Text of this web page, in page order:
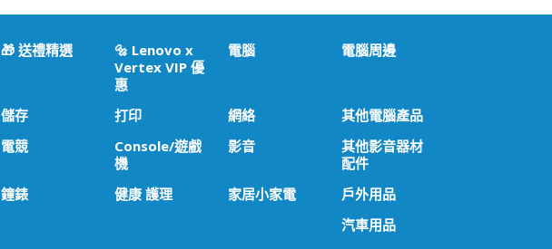
🎁 送禮精選
🔩 Lenovo x
Vertex VIP 優
惠
電腦 電腦周邊
儲存 打印 網絡
其他電腦產品
電競
Console/遊戲
機
影音
其他影音器材
配件
鐘錶 健康 護理 家居小家電
戶外用品
汽車用品